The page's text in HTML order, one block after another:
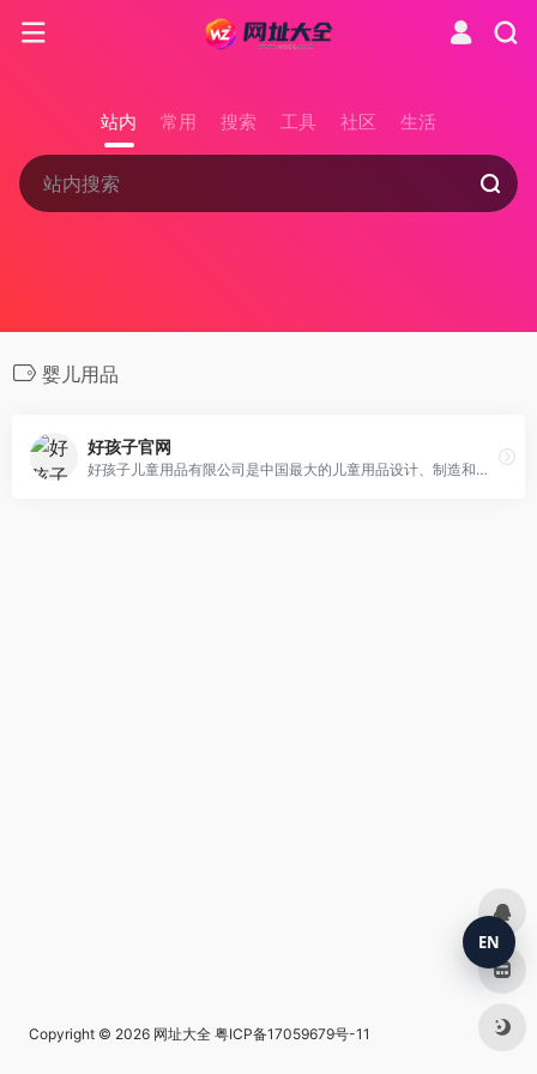
站内 常用 搜索 工具 社区 生活
婴儿用品
好孩子官网
好孩子儿童用品有限公司是中国最大的儿童用品设计、制造和销售企业，产品包括婴儿推车、儿童自行车、童装、纸尿裤、汽车儿童安全座椅等，被评为中国驰名商标，是在全球儿童用品领域产生广泛影响的中国品牌。
Copyright © 2026 网址大全 粤ICP备17059679号-11
EN